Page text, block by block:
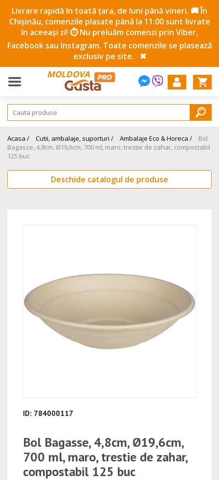
Livrare rapidă în toată țara, de luni până vineri. 🚚 În
Chișinău, comenzile plasate până la 11:00 sunt livrate
în aceeași zi! ⏱️ Nu preluăm comenzi prin Viber,
Facebook sau Instagram. Toate comenzile se plasează
exclusiv pe site.
✖
MOLDOVA
Acasa / Cutii, ambalaje, suporturi / Ambalaje Eco & Horeca /
Bol
Bagasse, 4,8cm, Ø19,6cm, 700 ml, maro, trestie de zahar, compostabil
125 buc
Deschide catalogul de produse
ID: 784000117
Bol Bagasse, 4,8cm, Ø19,6cm,
700 ml, maro, trestie de zahar,
compostabil 125 buc